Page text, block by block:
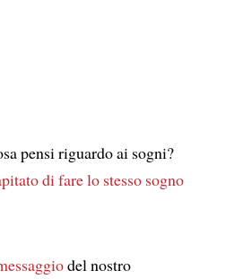
pensi riguardo ai sogni?
di fare lo stesso sogno
del nostro